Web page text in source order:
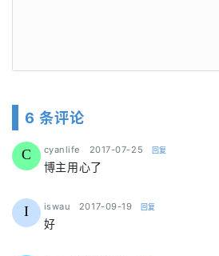
6 条评论
C cyanlife says:
2017-07-25 回复
博主用心了
I iswau says:
2017-09-19 回复
好